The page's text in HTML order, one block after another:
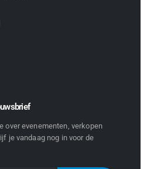
over evenementen, verkopen
je vandaag nog in voor de